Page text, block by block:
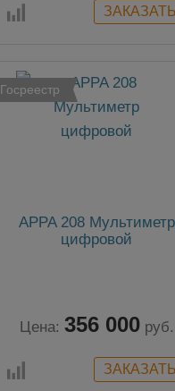
Госреестр
APPA 208 Мультиметр
цифровой
Цена: 356 000 руб.